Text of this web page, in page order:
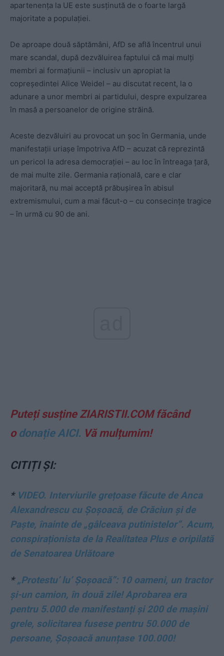
apartenenţa la UE este susţinută de o foarte largă
majoritate a populaţiei.
De aproape două săptămâni, AfD se află încentrul unui
mare scandal, după dezvăluirea faptului că mai mulţi
membri ai formaţiunii – inclusiv un apropiat la
copreședintei Alice Weidel – au discutat recent, la o
adunare a unor membri ai partidului, despre expulzarea
în masă a persoanelor de origine străină.
Aceste dezvăluiri au provocat un şoc în Germania, unde
manifestaţii uriaşe împotriva AfD – acuzat că reprezintă
un pericol la adresa democraţiei – au loc în întreaga ţară,
de mai multe zile. Germania rațională, care e clar
majoritară, nu mai acceptă prăbușirea în abisul
extremismului, cum a mai făcut-o – cu consecințe tragice
– în urmă cu 90 de ani.
Puteți susține ZIARISTII.COM făcând
o donație AICI. Vă mulțumim!
CITIȚI ȘI:
* VIDEO. Interviurile grețoase făcute de Anca
Alexandrescu cu Șoșoacă, de Crăciun și de
Paște, înainte de „gâlceava putinistelor”. Acum,
conspiraționista de la Realitatea Plus e oripilată
de Senatoarea Urlătoare
*„Protestu’ lu’ Șoșoacă”: 10 oameni, un tractor
și-un camion, în două zile! Aprobarea era
pentru 5.000 de manifestanți și 200 de mașini
grele, solicitarea fusese pentru 50.000 de
persoane, Șoșoacă anunțase 100.000!